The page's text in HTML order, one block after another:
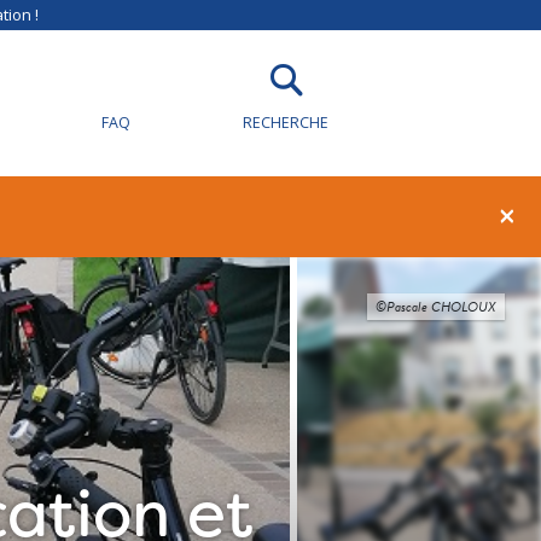
!
FAQ RECHERCHE
×
et
©Pascale CHOLOUX